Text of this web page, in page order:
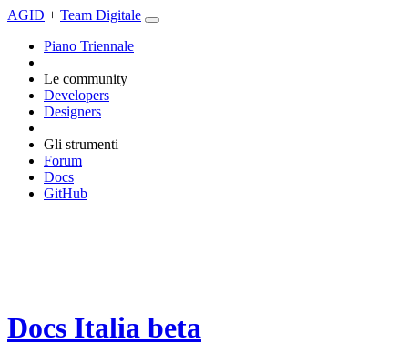
AGID + Team Digitale
Piano Triennale
Le community
Developers
Designers
Gli strumenti
Forum
Docs
GitHub
Docs Italia beta